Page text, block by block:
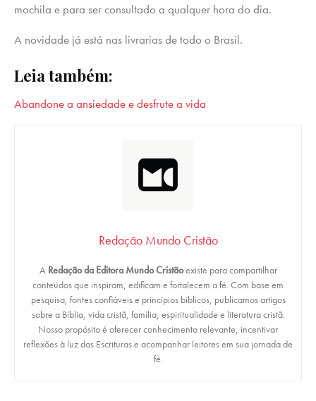
mochila e para ser consultado a qualquer hora do dia.
A novidade já está nas livrarias de todo o Brasil.
Leia também:
Abandone a ansiedade e desfrute a vida
Redação Mundo Cristão
A Redação da Editora Mundo Cristãoexiste para compartilhar
conteúdos que inspiram, edificam e fortalecem a fé. Com base em
pesquisa, fontes confiáveis e princípios bíblicos, publicamos artigos
sobre a Bíblia, vida cristã, família, espiritualidade e literatura cristã.
Nosso propósito é oferecer conhecimento relevante, incentivar
reflexões à luz das Escrituras e acompanhar leitores em sua jornada de
fé.